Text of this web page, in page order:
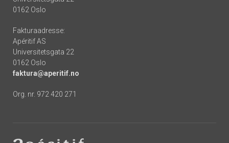
0162 Oslo
Fakturaadresse:
Apéritif AS
Universitetsgata 22
0162 Oslo
faktura@aperitif.no
Org. nr. 972 420 271